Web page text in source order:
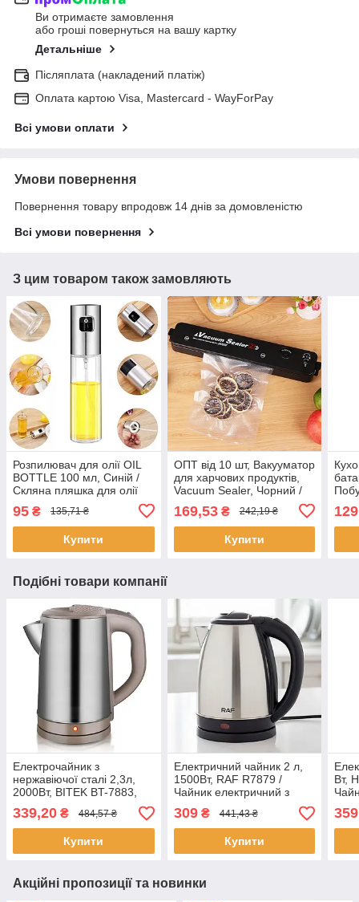
Ви отримаєте замовлення
або гроші повернуться на вашу картку
Детальніше
Післяплата (накладений платіж)
Оплата картою Visa, Mastercard - WayForPay
Всі умови оплати
Умови повернення
Повернення товару впродовж 14 днів за домовленістю
Всі умови повернення
З цим товаром також замовляють
Розпилювач для олії OIL
BOTTLE 100 мл, Синій /
Скляна пляшка для олії
95 ₴ 135,71 ₴
Купити
ОПТ від 10 шт, Вакууматор
для харчових продуктів,
Vacuum Sealer, Чорний /
для їжі
169,53₴ 242,19 ₴
Купити
Подібні товари компанії
Електрочайник з
нержавіючої сталі 2,3л,
2000Вт, BITEK BT-7883,
Коричневий / Електричний
чайник кухонний
339,20 ₴ 484,57 ₴
Купити
Електричний чайник 2 л,
1500Вт, RAF R7879 /
Чайник електричний з
автовідключенням /
Електрочайник з
нержавіючої сталі
309₴ 441,43 ₴
Купити
Вт,
для
359
Акційні пропозиції та новинки